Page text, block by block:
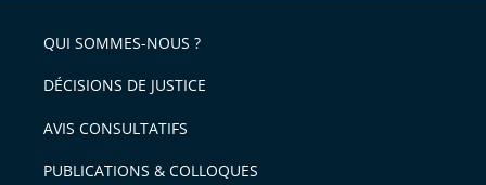
arriver
après
l'article
pour
avant
QUI SOMMES-NOUS ?
DÉCISIONS DE JUSTICE
AVIS CONSULTATIFS
PUBLICATIONS & COLLOQUES